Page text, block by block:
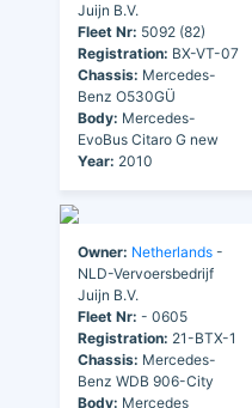
Juijn B.V.
Fleet Nr: 5092 (82)
Registration: BX-VT-07
Chassis: Mercedes-
Benz O530GÜ
Body: Mercedes-
EvoBus Citaro G new
Year: 2010
Owner: Netherlands -
NLD-Vervoersbedrijf
Juijn B.V.
Fleet Nr: - 0605
Registration: 21-BTX-1
Chassis: Mercedes-
Benz WDB 906-City
Body: Mercedes